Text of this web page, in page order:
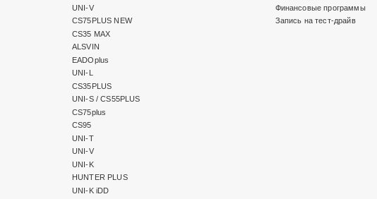
UNI-V
CS75PLUS NEW
CS35 MAX
ALSVIN
EADOplus
UNI-L
CS35PLUS
UNI-S / CS55PLUS
CS75plus
CS95
UNI-T
UNI-V
UNI-K
HUNTER PLUS
UNI-K iDD
Финансовые программы
Запись на тест-драйв